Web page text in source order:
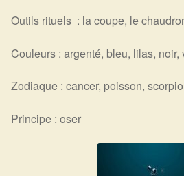
Outils rituels : la coupe, le
Couleurs : argenté, bleu, lilas, noir,
Zodiaque : cancer, poisson,
Principe : oser